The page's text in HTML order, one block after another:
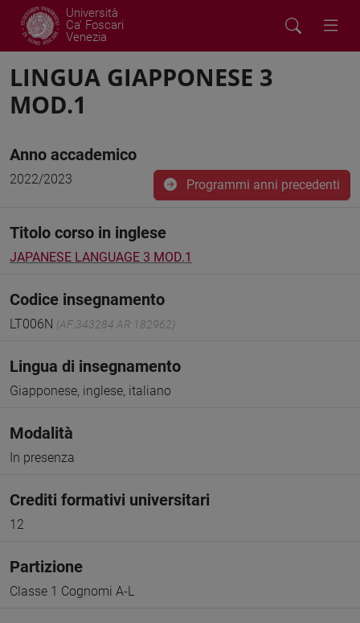
Università
Ca' Foscari
Venezia
LINGUA GIAPPONESE 3
MOD.1
Anno accademico
2022/2023 Programmi anni precedenti
Titolo corso in inglese
JAPANESE LANGUAGE 3 MOD.1
Codice insegnamento
LT006N (AF:343284 AR:182962)
Lingua di insegnamento
Giapponese, inglese, italiano
Modalità
In presenza
Crediti formativi universitari
12
Partizione
Classe 1 Cognomi A-L